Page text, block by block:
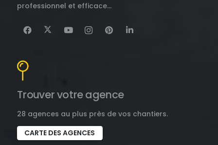
professionnel et efficace…
Trouver votre agence
28 agences au plus près de vos chantiers.
CARTE DES AGENCES